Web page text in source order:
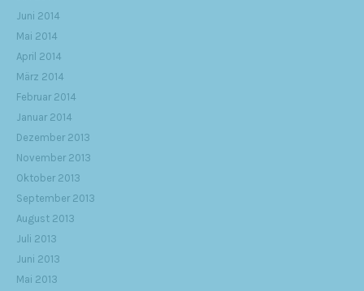
Juni 2014
Mai 2014
April 2014
März 2014
Februar 2014
Januar 2014
Dezember 2013
November 2013
Oktober 2013
September 2013
August 2013
Juli 2013
Juni 2013
Mai 2013